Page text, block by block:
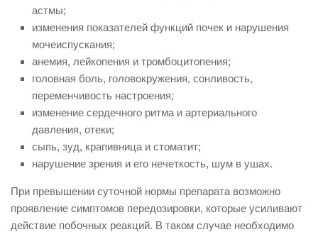
астмы;
изменения показателей функций почек и нарушения
мочеиспускания;
анемия, лейкопения и тромбоцитопения;
головная боль, головокружения, сонливость,
переменчивость настроения;
изменение сердечного ритма и артериального
давления, отеки;
сыпь, зуд, крапивница и стоматит;
нарушение зрения и его нечеткость, шум в ушах.
При превышении суточной нормы препарата возможно
проявление симптомов передозировки, которые усиливают
действие побочных реакций. В таком случае необходимо